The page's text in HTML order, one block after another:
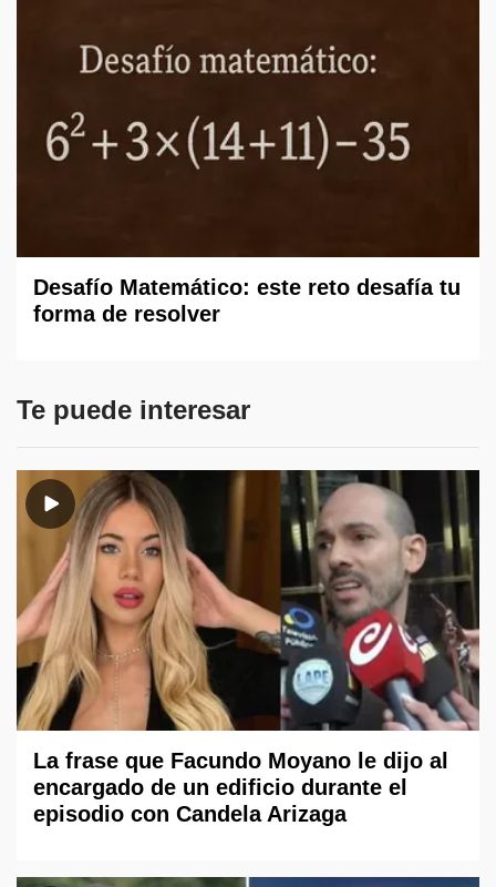
Desafío Matemático: este reto desafía tu
forma de resolver
Te puede interesar
La frase que Facundo Moyano le dijo al
encargado de un edificio durante el
episodio con Candela Arizaga